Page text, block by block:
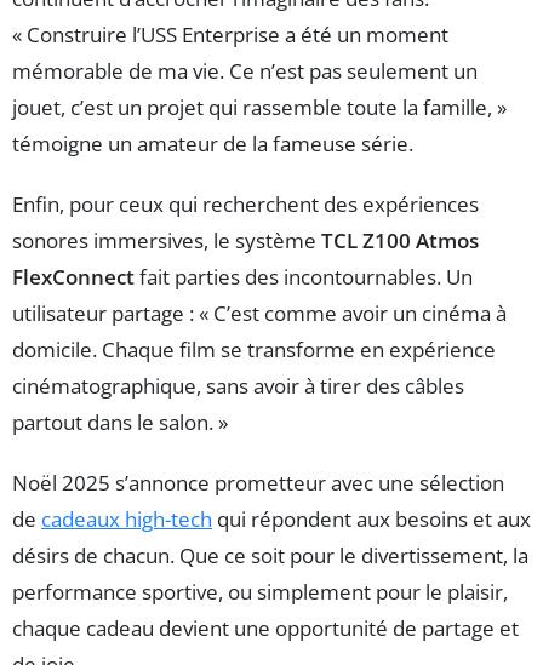
« Construire l’USS Enterprise a été un moment
mémorable de ma vie. Ce n’est pas seulement un
jouet, c’est un projet qui rassemble toute la famille, »
témoigne un amateur de la fameuse série.
Enfin, pour ceux qui recherchent des expériences
sonores immersives, le système TCL Z100 Atmos
FlexConnectfait parties des incontournables. Un
utilisateur partage : « C’est comme avoir un cinéma à
domicile. Chaque film se transforme en expérience
cinématographique, sans avoir à tirer des câbles
partout dans le salon. »
Noël 2025 s’annonce prometteur avec une sélection
de cadeaux high-tech qui répondent aux besoins et aux
désirs de chacun. Que ce soit pour le divertissement, la
performance sportive, ou simplement pour le plaisir,
chaque cadeau devient une opportunité de partage et